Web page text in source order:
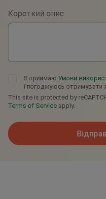
Telegram
Короткий опис
Я приймаю Умови
і погоджуюсь отримувати
This site is protected by
Terms of Service apply.